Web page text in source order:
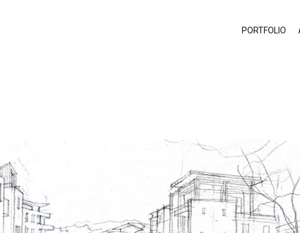
PORTFOLIO